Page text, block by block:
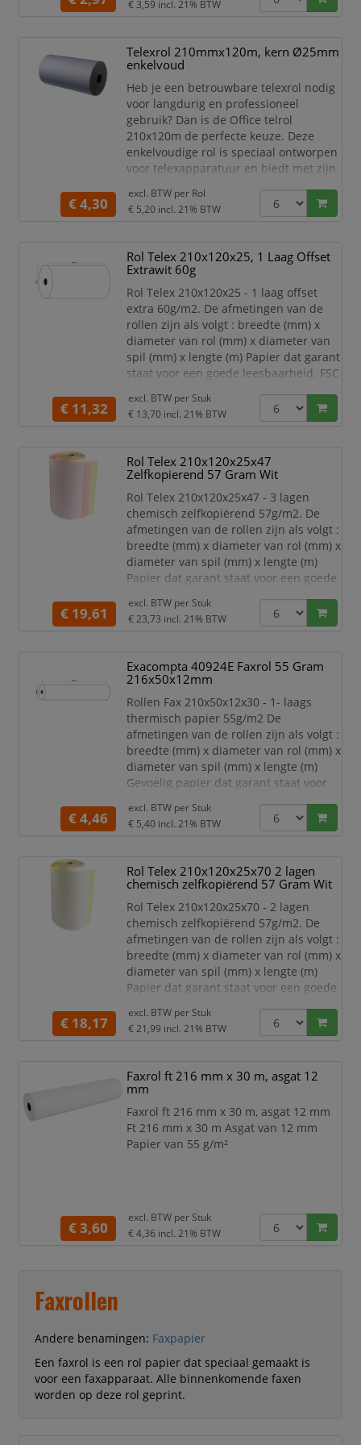
€ 3,59 incl. 21% BTW
Telexrol 210mmx120m, kern Ø25mm
enkelvoud
Heb je een betrouwbare telexrol nodig
voor langdurig en professioneel
gebruik? Dan is de Office telrol
210x120m de perfecte keuze. Deze
enkelvoudige rol is speciaal ontworpen
voor telexapparatuur en biedt met zijn
gebruiksduur zonder onderbrekingen.
Gemaakt van houtvrij papier en FSC-
verantwoorde bosbouw en
milieuvriendelijke verwerking. De
stevige kern van Ø25mm zorgt voor een
st
€ 4,30
excl. BTW per Rol
€ 5,20 incl. 21% BTW
Rol Telex 210x120x25, 1 Laag Offset
Extrawit 60g
Rol Telex 210x120x25 - 1 laag offset
extra 60g/m2. De afmetingen van de
rollen zijn als volgt : breedte (mm) x
diameter van rol (mm) x diameter van
spil (mm) x lengte (m) Papier dat garant
staat voor een goede leesbaarheid. FSC
€ 11,32
excl. BTW per Stuk
€ 13,70 incl. 21% BTW
Rol Telex 210x120x25x47
Zelfkopierend 57 Gram Wit
Rol Telex 210x120x25x47 - 3 lagen
chemisch zelfkopiërend 57g/m2. De
afmetingen van de rollen zijn als volgt :
breedte (mm) x diameter van rol (mm) x
diameter van spil (mm) x lengte (m)
Papier dat garant staat voor een goede
€ 19,61
excl. BTW per Stuk
€ 23,73 incl. 21% BTW
Exacompta 40924E Faxrol 55 Gram
216x50x12mm
Rollen Fax 210x50x12x30 - 1- laags
thermisch papier 55g/m2 De
afmetingen van de rollen zijn als volgt :
breedte (mm) x diameter van rol (mm) x
diameter van spil (mm) x lengte (m)
Gevoelig papier dat garant staat voor
folie
€ 4,46
excl. BTW per Stuk
€ 5,40 incl. 21% BTW
Rol Telex 210x120x25x70 2 lagen
chemisch zelfkopiërend 57 Gram Wit
Rol Telex 210x120x25x70 - 2 lagen
chemisch zelfkopiërend 57g/m2. De
afmetingen van de rollen zijn als volgt :
breedte (mm) x diameter van rol (mm) x
diameter van spil (mm) x lengte (m)
Papier dat garant staat voor een goede
€ 18,17
excl. BTW per Stuk
€ 21,99 incl. 21% BTW
Faxrol ft 216 mm x 30 m, asgat 12
mm
Faxrol ft 216 mm x 30 m, asgat 12 mm
Ft 216 mm x 30 m Asgat van 12 mm
Papier van 55 g/m²
€ 3,60
excl. BTW per Stuk
€ 4,36 incl. 21% BTW
Faxrollen
Andere benamingen: Faxpapier
Een faxrol is een rol papier dat speciaal gemaakt is
voor een faxapparaat. Alle binnenkomende faxen
worden op deze rol geprint.